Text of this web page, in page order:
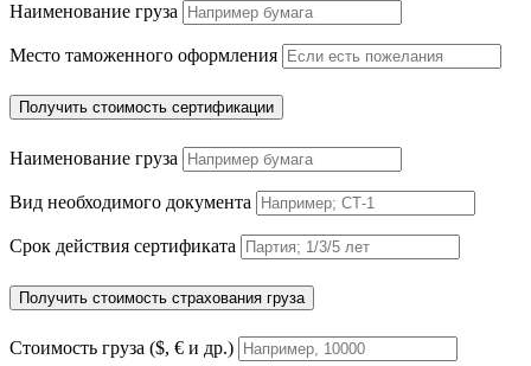
Наименование груза
Место таможенного оформления
Получить стоимость сертификации
Наименование груза
Вид необходимого документа
Срок действия сертификата
Получить стоимость страхования груза
Стоимость груза ($, € и др.)